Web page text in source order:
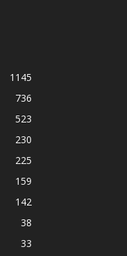
1145
736
523
230
225
159
142
38
33